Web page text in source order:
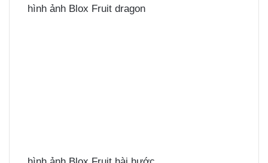
hình ảnh Blox Fruit dragon